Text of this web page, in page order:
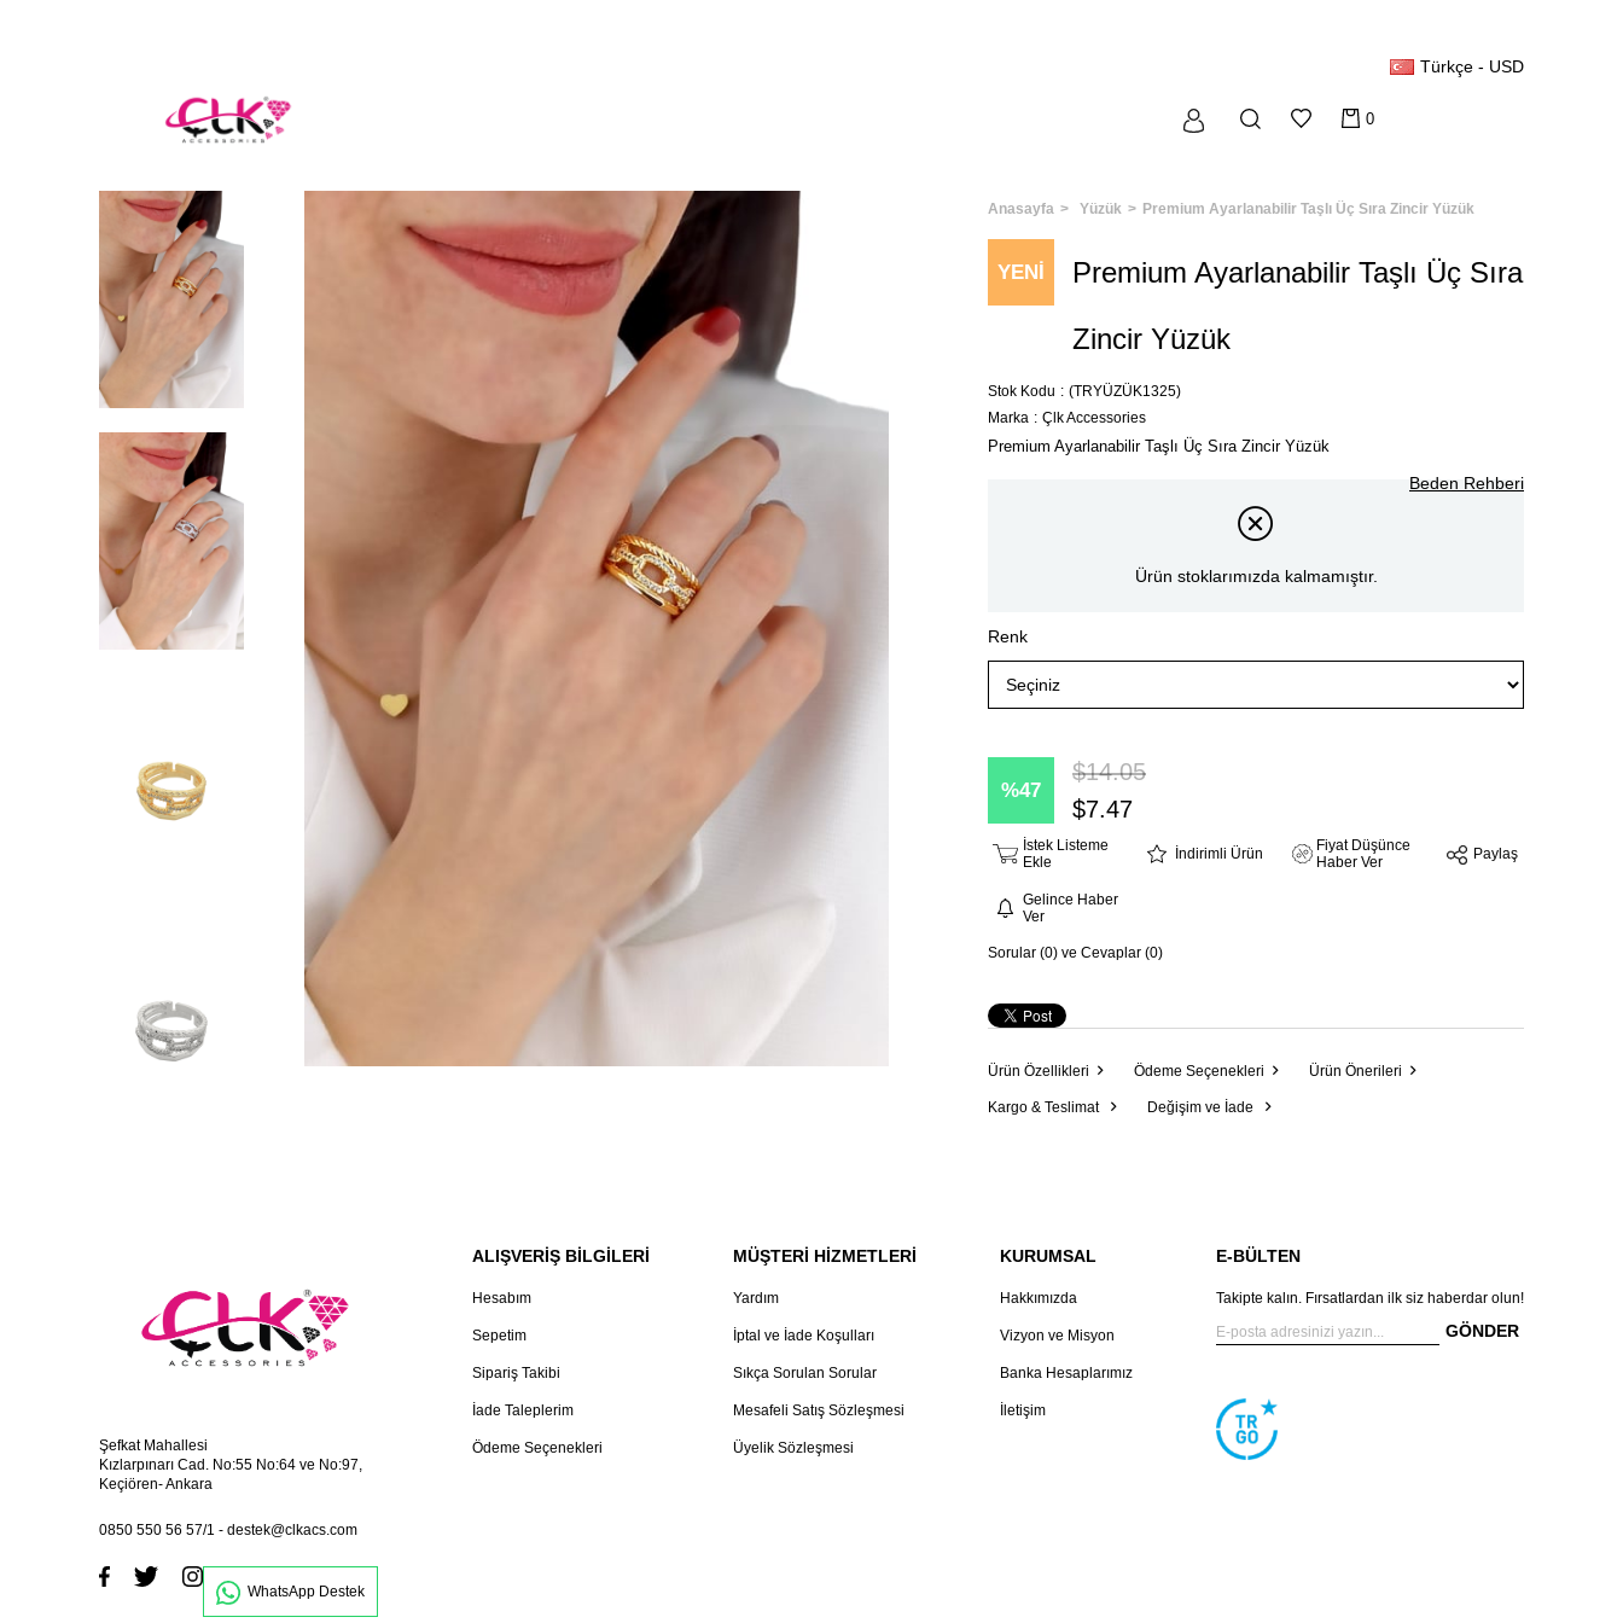
Türkçe - USD
0
Anasayfa Yüzük Premium Ayarlanabilir Taşlı Üç Sıra Zincir Yüzük
YENI Premium Ayarlanabilir Taşlı Üç Sıra
Zincir Yüzük
Stok Kodu
(TRYÜZÜK1325)
Marka : Çlk Accessories
Premium Ayarlanabilir Taşlı Üç Sıra Zincir Yüzük
Beden Rehberi
Ürün stoklarımızda kalmamıştır.
Renk
47
$14.05
$7.47
İstek Listeme
Ekle
İndirimli Ürün
Fiyat Düşünce
Haber Ver
Gelince Haber
Ver
Paylaş
Sorular (0) ve Cevaplar (0)
Ürün Özellikleri Ödeme Seçenekleri Ürün Önerileri
Kargo & Teslimat Değişim ve İade
Şefkat Mahallesi
Kızlarpınarı Cad. No:55 No:64 ve No:97,
Keçiören- Ankara
0850 550 56 57/1 - destek@clkacs.com
WhatsApp Destek
ALIŞVERİŞ BİLGİLERİ
Hesabım
Sepetim
Sipariş Takibi
İade Taleplerim
Ödeme Seçenekleri
MÜŞTERİ HİZMETLERİ
Yardım
İptal ve İade Koşulları
Sıkça Sorulan Sorular
Mesafeli Satış Sözleşmesi
Üyelik Sözleşmesi
KURUMSAL
Hakkımızda
Vizyon ve Misyon
Banka Hesaplarımız
İletişim
E-BÜLTEN
Takipte kalın. Fırsatlardan ilk siz haberdar olun!
GÖNDER